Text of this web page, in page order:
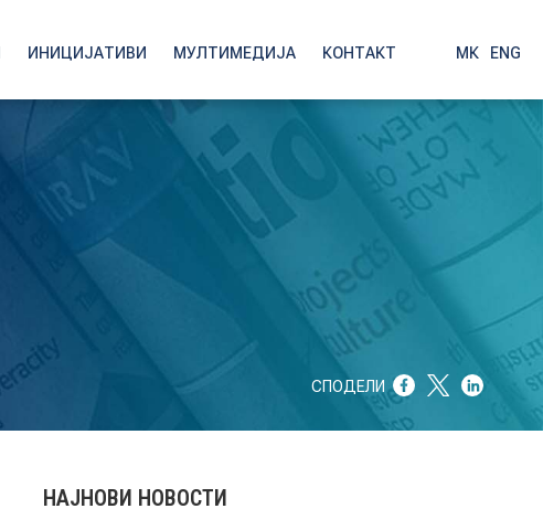
ИНИЦИЈАТИВИ МУЛТИМЕДИЈА КОНТАКТ МК ENG
СПОДЕЛИ
НАЈНОВИ НОВОСТИ